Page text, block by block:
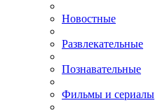
Новостные
Развлекательные
Познавательные
Фильмы и сериалы